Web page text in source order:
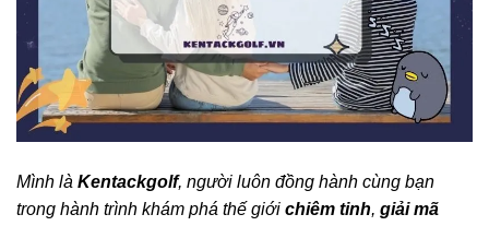
Mình là Kentackgolf, người luôn đồng hành cùng bạn
trong hành trình khám phá thế giới chiêm tinh, giải mã